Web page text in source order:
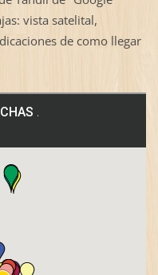
vista satelital,
de como llegar